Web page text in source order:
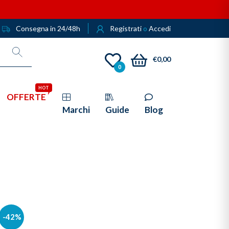
Consegna in 24/48h Registrati o Accedi
0
€0,00
OFFERTE
HOT
Marchi Guide Blog
-42%